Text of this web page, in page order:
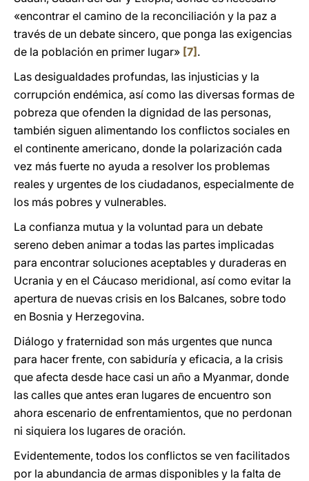
«encontrar el camino de la reconciliación y la paz a
través de un debate sincero, que ponga las exigencias
de la población en primer lugar» [7] .
Las desigualdades profundas, las injusticias y la
corrupción endémica, así como las diversas formas de
pobreza que ofenden la dignidad de las personas,
también siguen alimentando los conflictos sociales en
el continente americano, donde la polarización cada
vez más fuerte no ayuda a resolver los problemas
reales y urgentes de los ciudadanos, especialmente de
los más pobres y vulnerables.
La confianza mutua y la voluntad para un debate
sereno deben animar a todas las partes implicadas
para encontrar soluciones aceptables y duraderas en
Ucrania y en el Cáucaso meridional, así como evitar la
apertura de nuevas crisis en los Balcanes, sobre todo
en Bosnia y Herzegovina.
Diálogo y fraternidad son más urgentes que nunca
para hacer frente, con sabiduría y eficacia, a la crisis
que afecta desde hace casi un año a Myanmar, donde
las calles que antes eran lugares de encuentro son
ahora escenario de enfrentamientos, que no perdonan
ni siquiera los lugares de oración.
Evidentemente, todos los conflictos se ven facilitados
por la abundancia de armas disponibles y la falta de